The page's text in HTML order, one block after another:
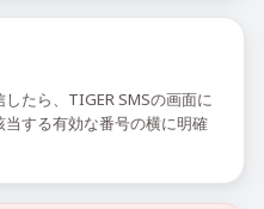
たら、TIGER SMSの画面に
する有効な番号の横に明確